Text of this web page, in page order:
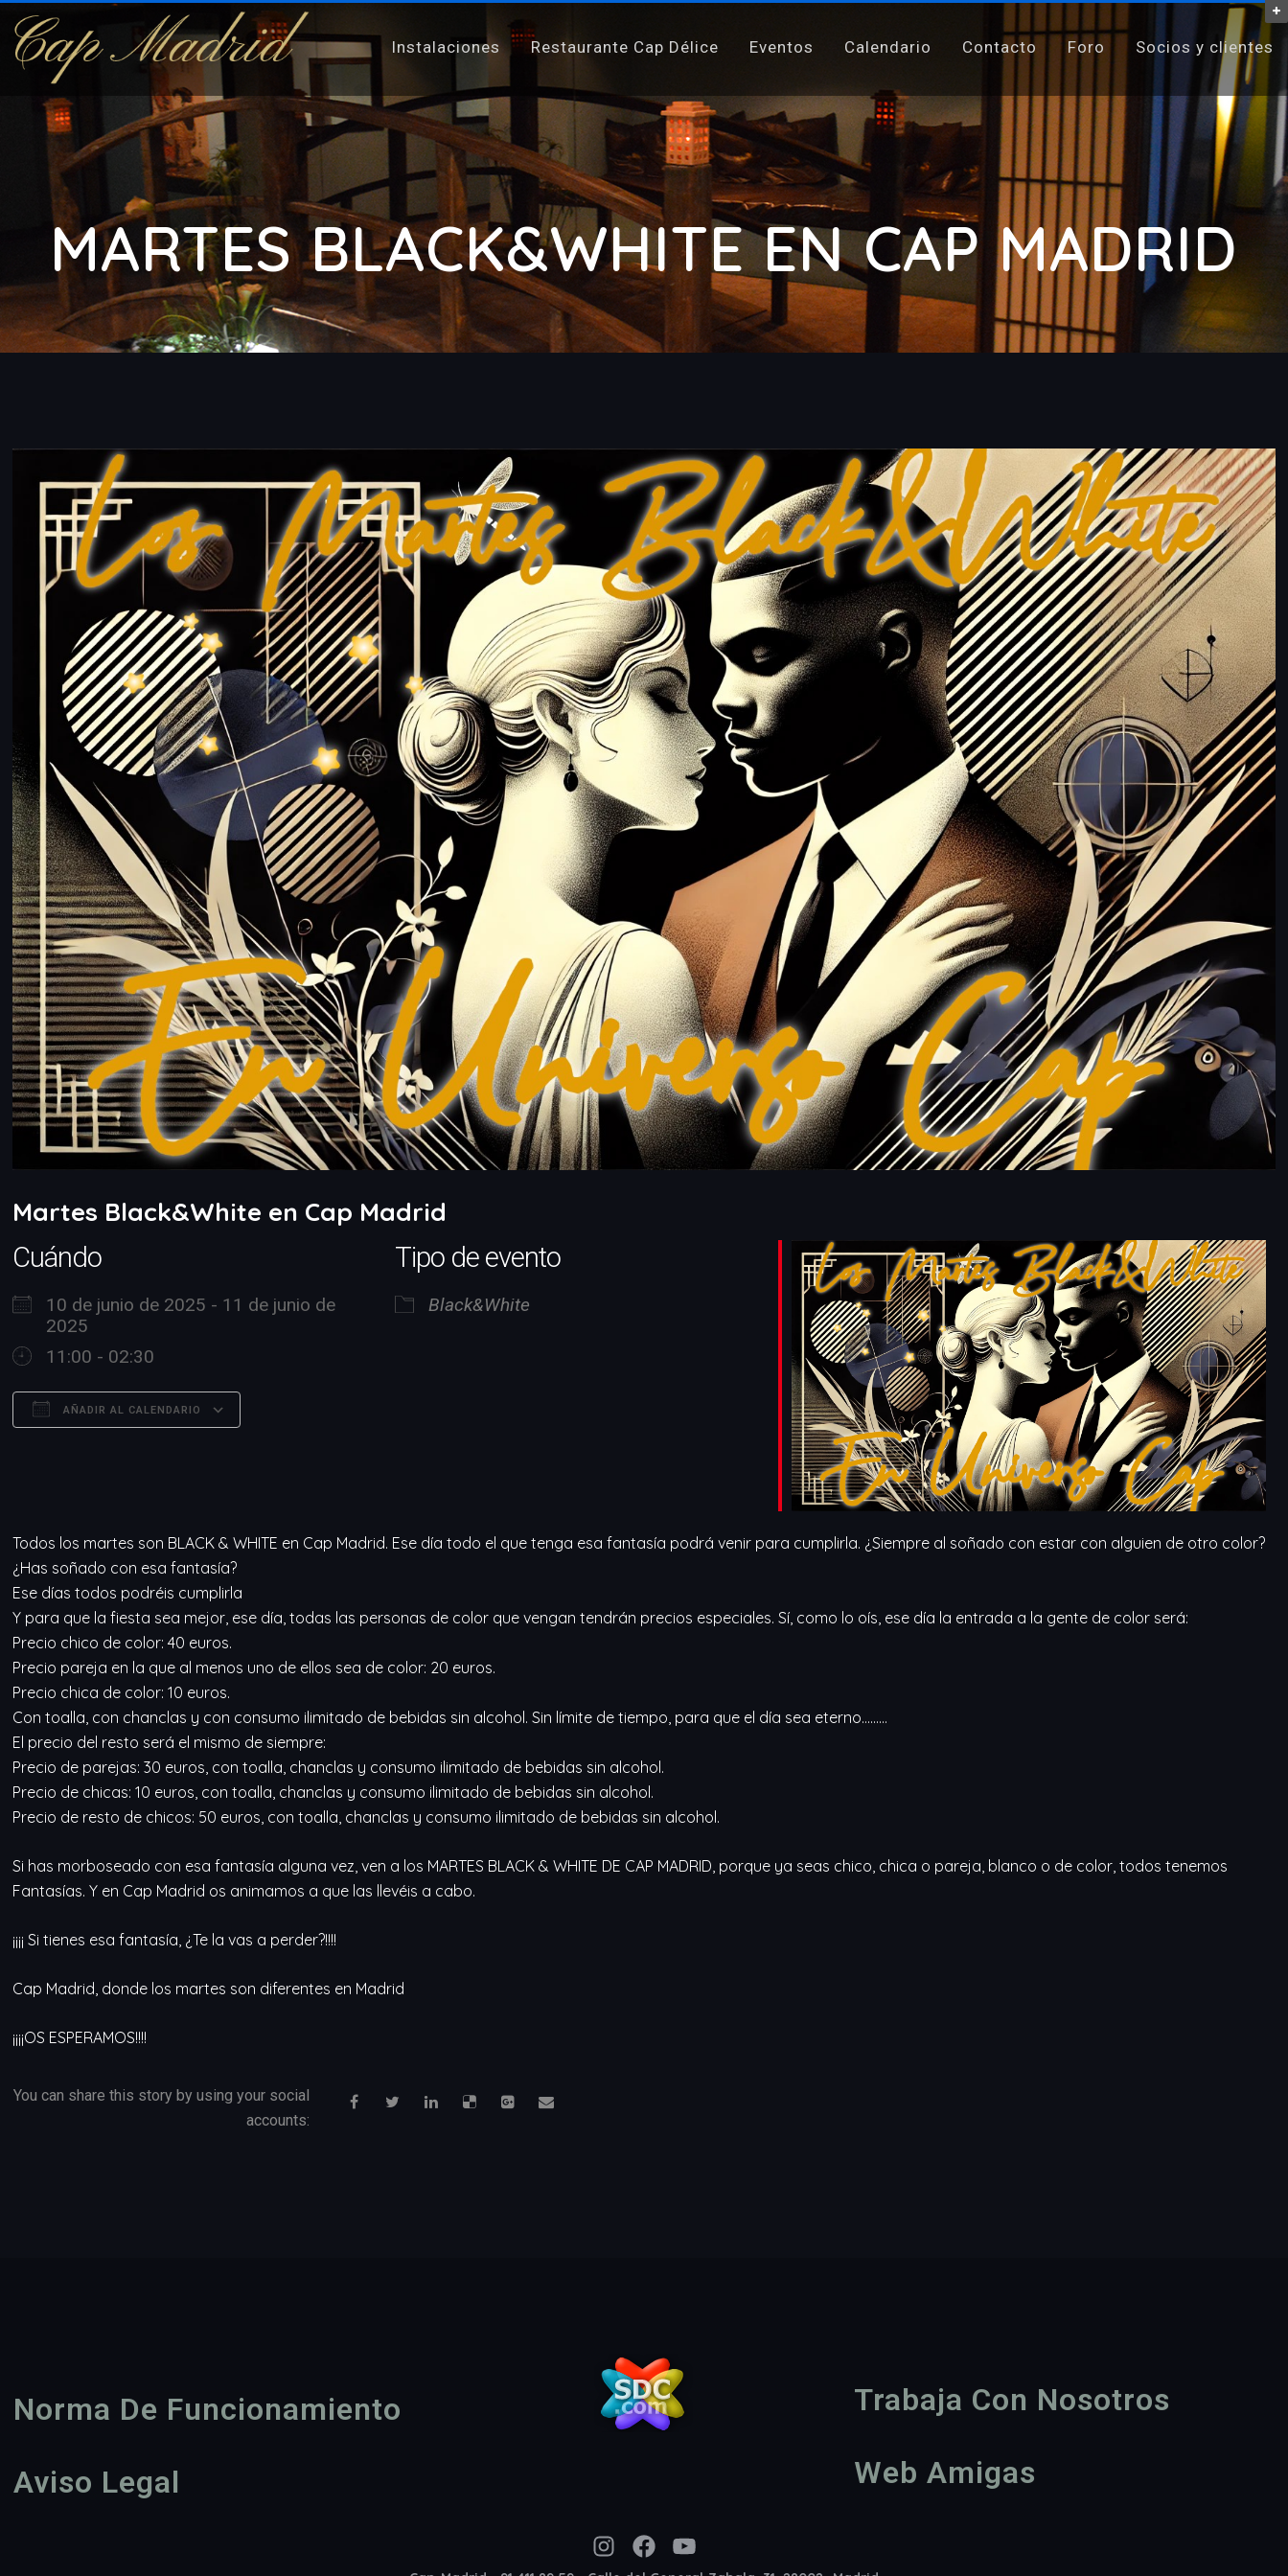
Instalaciones Restaurante Cap Délice Eventos Calendario Contacto Foro Socios y clientes
MARTES BLACK&WHITE EN CAP MADRID
Martes Black&White en Cap Madrid
Cuándo
10 de junio de 2025 - 11 de junio de
2025
11:00 - 02:30
AÑADIR AL CALENDARIO
Outlook Live
Tipo de evento
Black&White
Todos los martes son BLACK & WHITE en Cap Madrid. Ese día todo el que tenga esa fantasía podrá venir para cumplirla. ¿Siempre al soñado con estar con alguien de otro color?
¿Has soñado con esa fantasía?
Ese días todos podréis cumplirla
Y para que la fiesta sea mejor, ese día, todas las personas de color que vengan tendrán precios especiales. Sí, como lo oís, ese día la entrada a la gente de color será:
Precio chico de color: 40 euros.
Precio pareja en la que al menos uno de ellos sea de color: 20 euros.
Precio chica de color: 10 euros.
Con toalla, con chanclas y con consumo ilimitado de bebidas sin alcohol. Sin límite de tiempo, para que el día sea eterno………
El precio del resto será el mismo de siempre:
Precio de parejas: 30 euros, con toalla, chanclas y consumo ilimitado de bebidas sin alcohol.
Precio de chicas: 10 euros, con toalla, chanclas y consumo ilimitado de bebidas sin alcohol.
Precio de resto de chicos: 50 euros, con toalla, chanclas y consumo ilimitado de bebidas sin alcohol.
Si has morboseado con esa fantasía alguna vez, ven a los MARTES BLACK & WHITE DE CAP MADRID, porque ya seas chico, chica o pareja, blanco o de color, todos tenemos
Fantasías. Y en Cap Madrid os animamos a que las llevéis a cabo.
¡¡¡¡ Si tienes esa fantasía, ¿Te la vas a perder?!!!!
Cap Madrid, donde los martes son diferentes en Madrid
¡¡¡¡OS ESPERAMOS!!!!
You can share this story by using your social
accounts:
Norma De Funcionamiento
Aviso Legal
Trabaja Con Nosotros
Web Amigas
InstagramFacebookYouTube